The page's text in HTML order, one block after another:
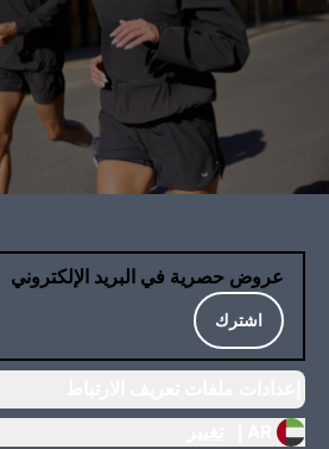
عروض حصرية في البريد الإلكتروني
اشترك